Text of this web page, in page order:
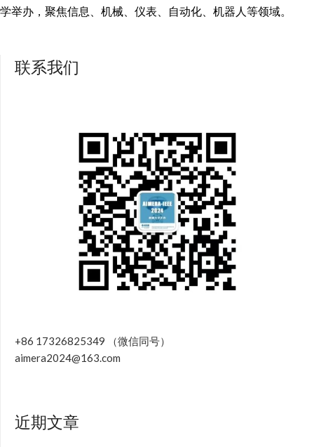
学举办，聚焦信息、机械、仪表、自动化、机器人等领域。
联系我们
+86 17326825349 （微信同号）
aimera2024@163.com
近期文章